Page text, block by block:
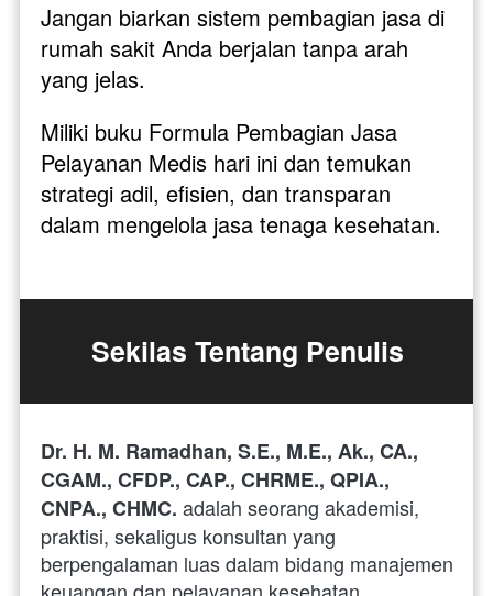
Jangan biarkan sistem pembagian jasa di
rumah sakit Anda berjalan tanpa arah
yang jelas.
Miliki buku Formula Pembagian Jasa
Pelayanan Medis hari ini dan temukan
strategi adil, efisien, dan transparan
dalam mengelola jasa tenaga kesehatan.
Sekilas Tentang Penulis
Dr. H. M. Ramadhan, S.E., M.E., Ak., CA.,
CGAM., CFDP., CAP., CHRME., QPIA.,
CNPA., CHMC. adalah seorang akademisi,
praktisi, sekaligus konsultan yang
berpengalaman luas dalam bidang manajemen